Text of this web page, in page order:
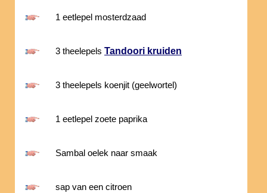
1 eetlepel mosterdzaad
3 theelepels Tandoori kruiden
3 theelepels koenjit (geelwortel)
1 eetlepel zoete paprika
Sambal oelek naar smaak
sap van een citroen